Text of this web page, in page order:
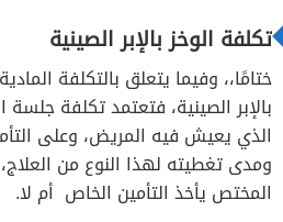
تكلفة الوخز بالإبر الصينية
ختامًا،، وفيما يتعلق بالتكلفة
بالإبر الصينية، فتعتمد تكلفة
الذي يعيش فيه المريض، وعلى
ومدى تغطيته لهذا النوع من
المختص يأخذ التأمين الخاص أم لا.